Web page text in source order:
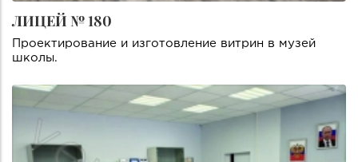
ЛИЦЕЙ № 180
Проектирование и изготовление витрин в музей
школы.